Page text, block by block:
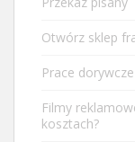
Otwórz sklep
Prace dorywcze
Filmy
kosztach?